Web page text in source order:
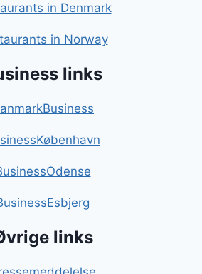
in Denmark
in Norway
links
links